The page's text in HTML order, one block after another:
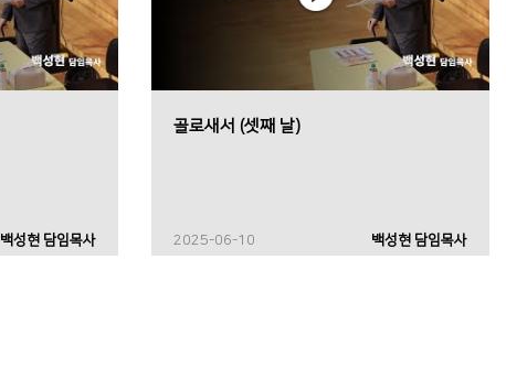
백성현 담임목사
골로새서 (셋째 날)
2025-06-10 백성현 담임목사